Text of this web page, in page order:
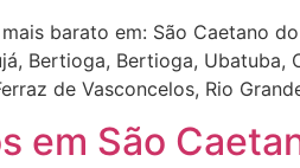
barato em: São Caetano
Bertioga, Bertioga, Ubatuba,
de Vasconcelos, Rio
em São